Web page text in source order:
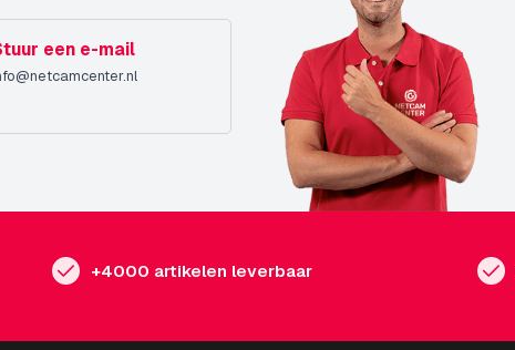
een e-mail
+4000 artikelen leverbaar